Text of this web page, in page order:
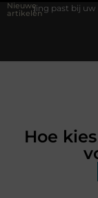
Nieuwe
artikelen
Hoe